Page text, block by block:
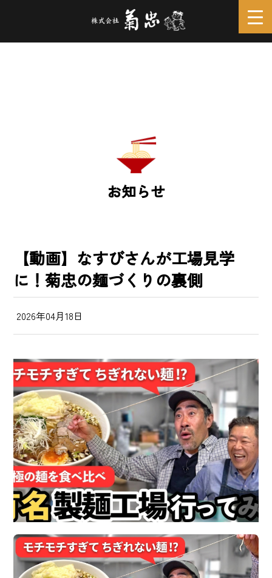
お知らせ
【動画】なすびさんが工場見学
に！菊忠の麺づくりの裏側
2026年04月18日